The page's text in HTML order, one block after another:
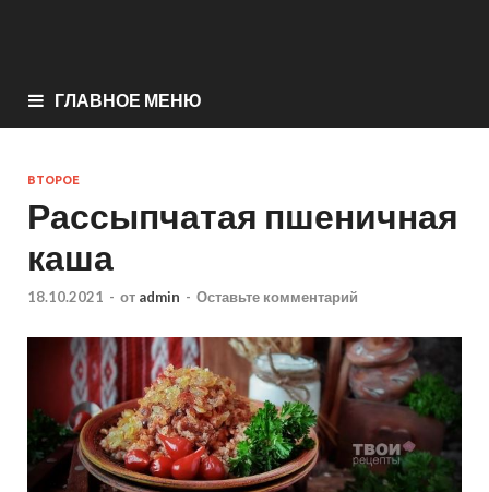
ГЛАВНОЕ МЕНЮ
ВТОРОЕ
Рассыпчатая пшеничная
каша
18.10.2021 - от admin - Оставьте комментарий